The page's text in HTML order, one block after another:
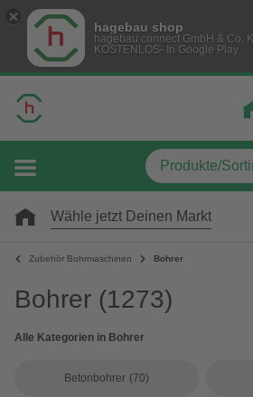
hagebau shop
hagebau connect GmbH & Co.
KOSTENLOS- In Google Play
Wähle jetzt Deinen Markt
Zubehör Bohrmaschinen Bohrer
Bohrer (1273)
Alle Kategorien in Bohrer
Betonbohrer (70)